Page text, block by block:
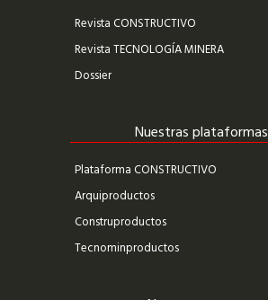
Revista CONSTRUCTIVO
Revista TECNOLOGÍA MINERA
Dossier
Nuestras plataformas
Plataforma CONSTRUCTIVO
Arquiproductos
Construproductos
Tecnominproductos